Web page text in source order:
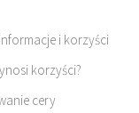
i korzyści
korzyści?
cery